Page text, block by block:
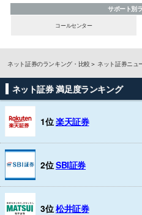
サポート別
コールセンター
ネット証券のランキング・比較 ネット証券ニュ
ネット証券 満足度ランキング
1位楽天証券
2位SBI証券
3位松井証券